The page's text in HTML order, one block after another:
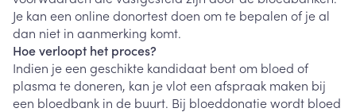
Je kan een online donortest doen om te bepalen of je al
dan niet in aanmerking komt.
Hoe verloopt het proces?
Indien je een geschikte kandidaat bent om bloed of
plasma te doneren, kan je vlot een afspraak maken bij
een bloedbank in de buurt. Bij bloeddonatie wordt bloed